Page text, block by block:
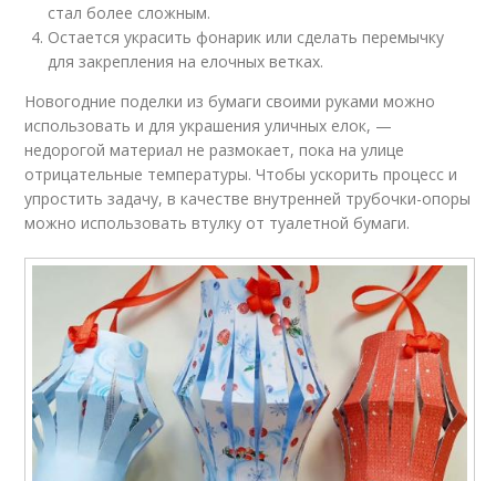
стал более сложным.
Остается украсить фонарик или сделать перемычку
для закрепления на елочных ветках.
Новогодние поделки из бумаги своими руками можно
использовать и для украшения уличных елок, —
недорогой материал не размокает, пока на улице
отрицательные температуры. Чтобы ускорить процесс и
упростить задачу, в качестве внутренней трубочки-опоры
можно использовать втулку от туалетной бумаги.